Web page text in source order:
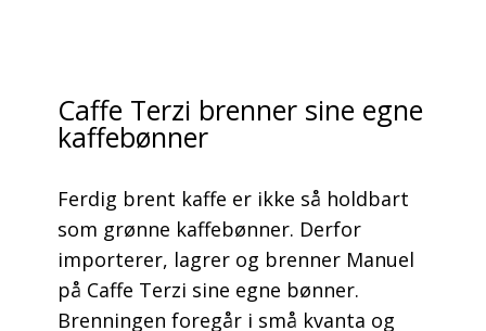
Caffe Terzi brenner sine egne
kaffebønner
Ferdig brent kaffe er ikke så holdbart
som grønne kaffebønner. Derfor
importerer, lagrer og brenner Manuel
på Caffe Terzi sine egne bønner.
Brenningen foregår i små kvanta og